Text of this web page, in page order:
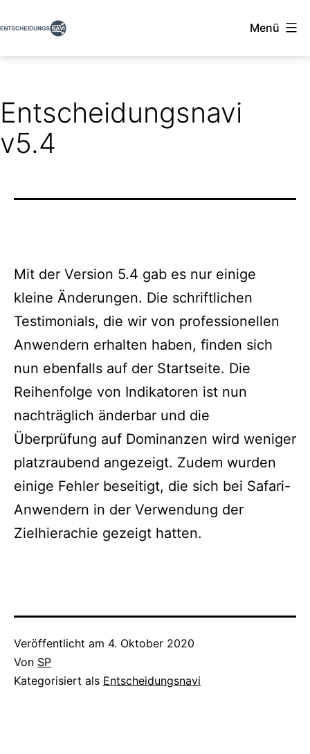
Inhalt
springen
Menü
Entscheidungsnavi
v5.4
Mit der Version 5.4 gab es nur einige
kleine Änderungen. Die schriftlichen
Testimonials, die wir von professionellen
Anwendern erhalten haben, finden sich
nun ebenfalls auf der Startseite. Die
Reihenfolge von Indikatoren ist nun
nachträglich änderbar und die
Überprüfung auf Dominanzen wird weniger
platzraubend angezeigt. Zudem wurden
einige Fehler beseitigt, die sich bei Safari-
Anwendern in der Verwendung der
Zielhierachie gezeigt hatten.
Veröffentlicht am 4. Oktober 2020
Von SP
Kategorisiert als Entscheidungsnavi